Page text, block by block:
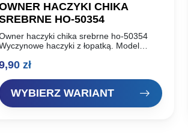
HACZYKI CHIKA
HO-50354
haczyki chika srebrne ho-50354
haczyki z łopatką. Model
na skrócony zestaw. Polecamy
Opakowanie:…
zł
WYBIERZ WARIANT